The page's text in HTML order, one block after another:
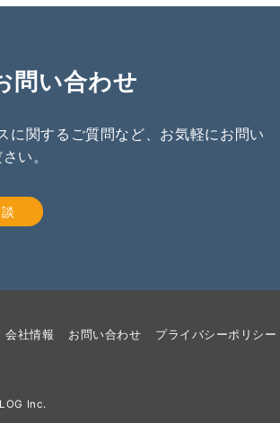
問い合わせ
に関するご質問など、お気軽にお問い
い。
会社情報 お問い合わせ プライバシーポリシー
Inc.